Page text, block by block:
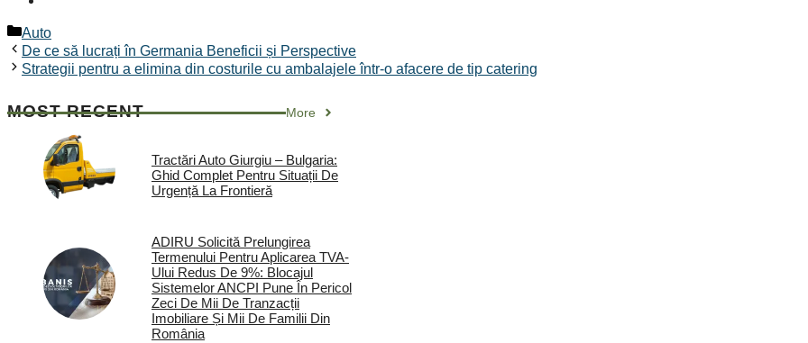
Categorii
Auto
De ce să lucrați în Germania Beneficii și Perspective
Strategii pentru a elimina din costurile cu ambalajele într-o afacere de tip catering
MOST RECENT More
Tractări Auto Giurgiu – Bulgaria:
Ghid Complet Pentru Situații De
Urgență La Frontieră
ADIRU Solicită Prelungirea
Termenului Pentru Aplicarea TVA-
Ului Redus De 9%: Blocajul
Sistemelor ANCPI Pune În Pericol
Zeci De Mii De Tranzacții
Imobiliare Și Mii De Familii Din
România